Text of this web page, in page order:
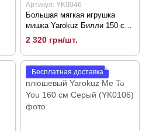
Артикул: YK0046
Большая мягкая игрушка
мишка Yarokuz Билли 150 см
Белый (YK0046)
2 320 грн/шт.
Бесплатная доставка